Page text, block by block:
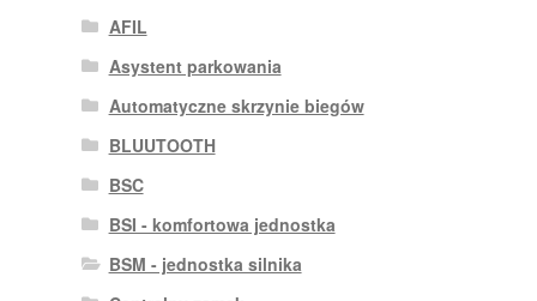
AFIL
Asystent parkowania
Automatyczne skrzynie biegów
BLUUTOOTH
BSC
BSI - komfortowa jednostka
BSM - jednostka silnika